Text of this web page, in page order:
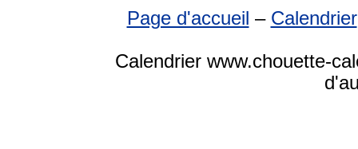
Page d'accueil – Calendrier
Calendrier www.chouette-